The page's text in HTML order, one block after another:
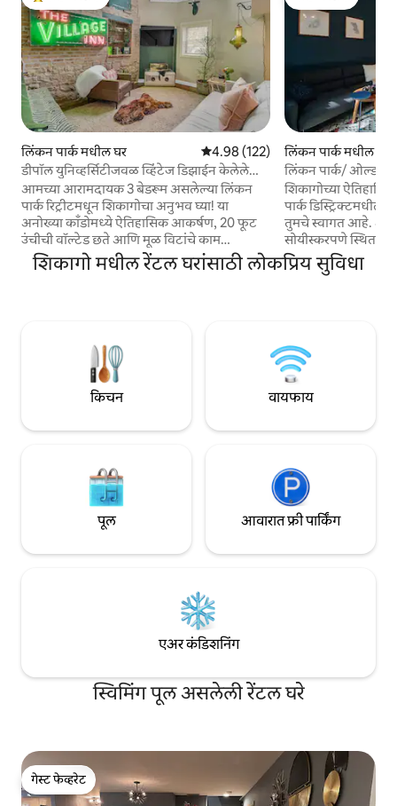
टॉप गेस्ट फेव्हरेट
लिंकन पार्क मधील घर 5 पैकी 4.98 सरासरी रेटिंग, 122 रिव्ह्यूज
4.98 (122)
डीपॉल युनिव्हर्सिटीजवळ व्हिंटेज डिझाईन केलेले
3BR काँडो
आमच्या आरामदायक 3 बेडरूम असलेल्या लिंकन
पार्क रिट्रीटमधून शिकागोचा अनुभव घ्या! या
अनोख्या काँडोमध्ये ऐतिहासिक आकर्षण, 20 फूट
उंचीची वॉल्टेड छते आणि मूळ विटांचे काम
यांच्यासोबत आधुनिक सुविधा आहेत. 8 लोक
आरामात झोपू शकतात, त्यामुळे हे ग्रुप्ससाठी परिपूर्ण
जागेमुळे तुम्ही शिकागोच्या सर्वात आकर्षक
परिसरांपैकी एकाच्या मध्यभागी आहात. सर्व ठिकाणी
चालत जा - कॉफी शॉप्स, उत्तम, कॅज्युअल किंवा
स्पेशालिटी डायनिंग, बुटीक, हे काही उदाहरणे आहेत.
गेस्ट फेव्हरेट
लिंकन पार्क मधील घर
लिंकन पार्क/ ओल्ड
3 - बेड
शिकागोच्या
पार्क डिस्ट्रिक्टमधील
तुमचे स्वागत आहे.
सोयीस्करपणे स्थित 3
लाईनपासून 5 -
लाईनपासून 10 -
वातावरणात स्वतःला
सर्वोत्तम अनुभव
पार्किंग+EV चार्जिंग.
शिकागो मधील रेंटल घरांसाठी लोकप्रिय सुविधा
किचन वायफाय
पूल आवारात फ्री पार्किंग
एअर कंडिशनिंग
स्विमिंग पूल असलेली रेंटल घरे
गेस्ट फेव्हरेट
गेस्ट फेव्हरेट